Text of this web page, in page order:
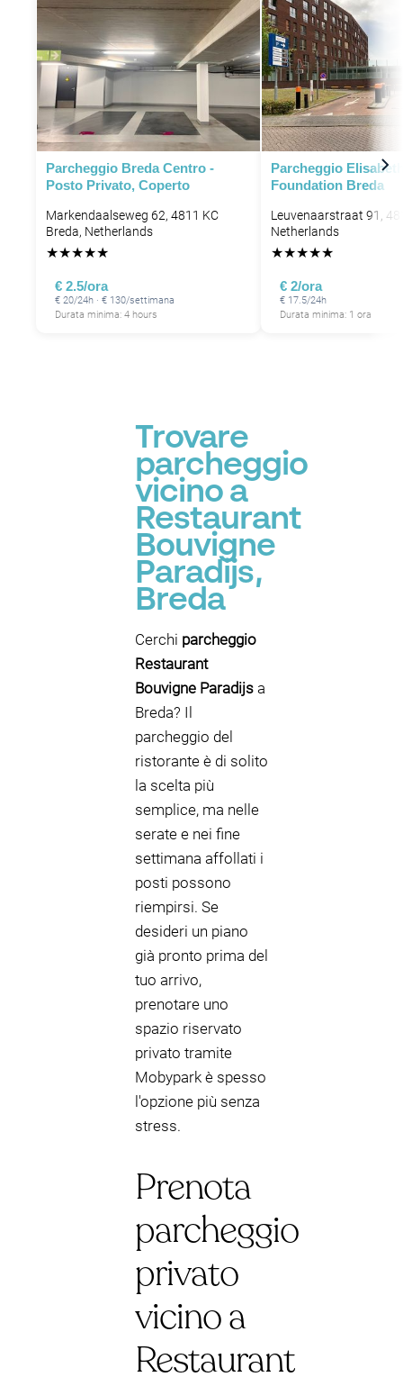
Parcheggio Breda Centro -
Posto Privato, Coperto
Markendaalseweg 62, 4811 KC
Breda, Netherlands
★★★★★
€ 2.5/ora
€ 20/24h · € 130/settimana
Durata minima: 4 hours
Parcheggio
Foundation Breda
Leuvenaarstraat 91,
Netherlands
★★★★★
€ 2/ora
€ 17.5/24h
Durata minima: 1 ora
Trovare
parcheggio
vicino a
Restaurant
Bouvigne
Paradijs,
Breda
Cerchi parcheggio
Restaurant
Bouvigne Paradijs a
Breda? Il
parcheggio del
ristorante è di solito
la scelta più
semplice, ma nelle
serate e nei fine
settimana affollati i
posti possono
riempirsi. Se
desideri un piano
già pronto prima del
tuo arrivo,
prenotare uno
spazio riservato
privato tramite
Mobypark è spesso
l'opzione più senza
stress.
Prenota
parcheggio
privato
vicino a
Restaurant